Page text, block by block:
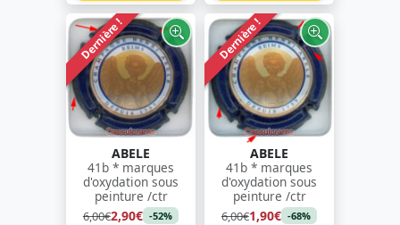
Dernière !
ABELE
41b * marques
d'oxydation sous
peinture /ctr
6,00€2,90€ -52%
Dernière !
ABELE
41b * marques
d'oxydation sous
peinture /ctr
6,00€1,90€ -68%